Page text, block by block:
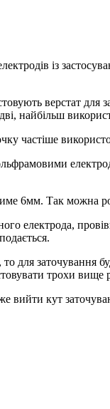
із
верстат для
найбільш
частіше
6мм. Так можна
електрода,
заточування
трохи вище
вийти кут